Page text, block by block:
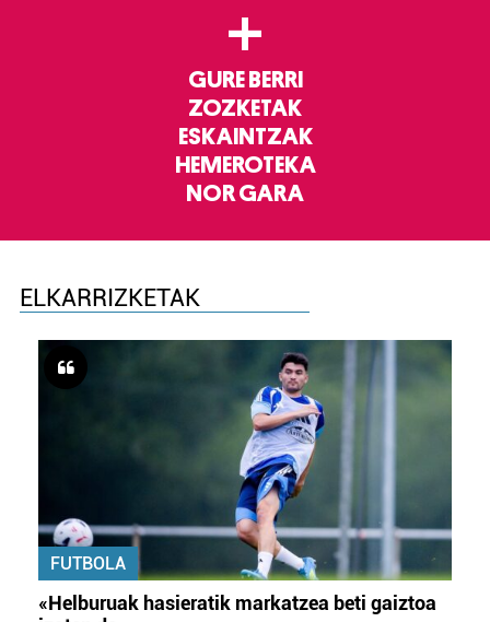
+
GURE BERRI
ZOZKETAK
ESKAINTZAK
HEMEROTEKA
NOR GARA
ELKARRIZKETAK
FUTBOLA
«Helburuak hasieratik markatzea beti gaiztoa